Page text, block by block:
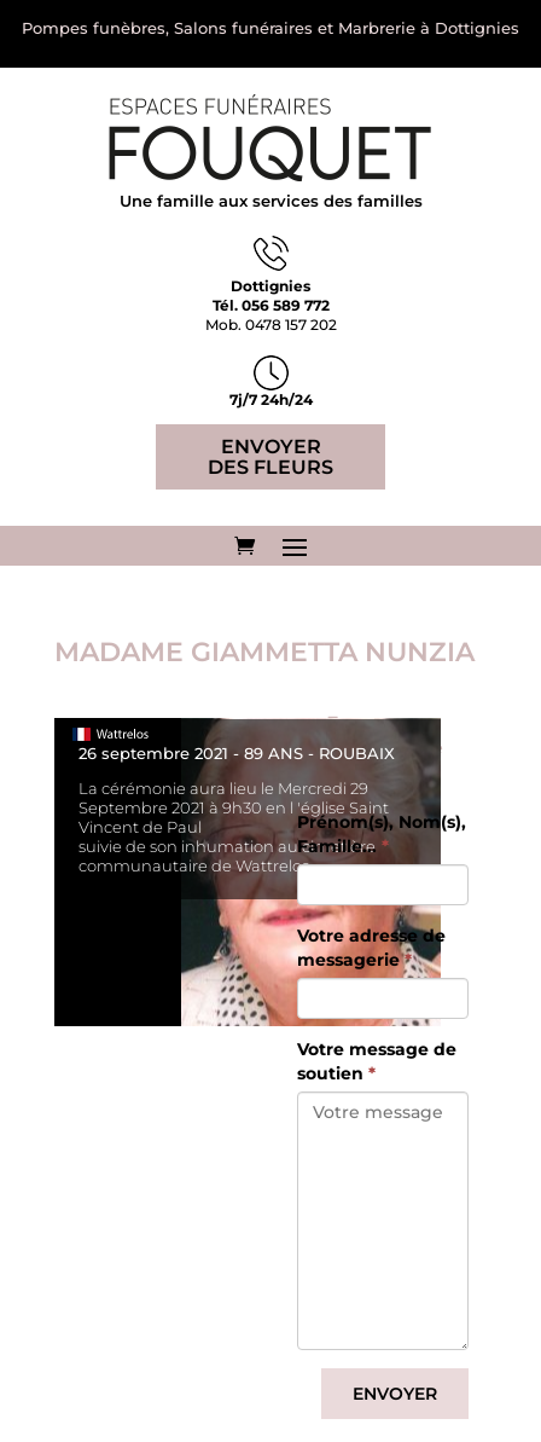
Pompes funèbres, Salons funéraires et Marbrerie à Dottignies
Une famille aux services des familles
Dottignies
Tél. 056 589 772
Mob. 0478 157 202
7j/7 24h/24
ENVOYER
DES FLEURS
MADAME GIAMMETTA NUNZIA
26 septembre 2021 - 89 ANS - ROUBAIX
La cérémonie aura lieu le Mercredi 29
Septembre 2021 à 9h30 en l 'église Saint
Vincent de Paul
suivie de son inhumation au cimetière
communautaire de Wattrelos.
Envoyez un
message de
Prénom(s), Nom(s),
Famille...*
Votre adresse de
messagerie*
Votre message de
soutien*
ENVOYER